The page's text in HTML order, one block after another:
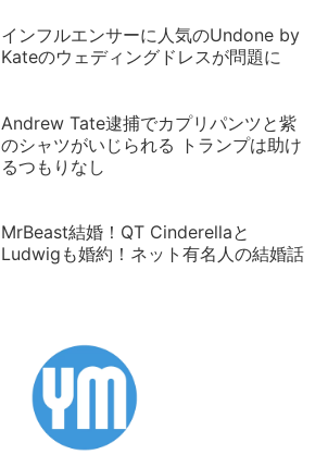
インフルエンサーに人気のUndone by
Kateのウェディングドレスが問題に
Andrew Tate逮捕でカプリパンツと紫
のシャツがいじられる トランプは助け
るつもりなし
MrBeast結婚！QT Cinderellaと
Ludwigも婚約！ネット有名人の結婚話